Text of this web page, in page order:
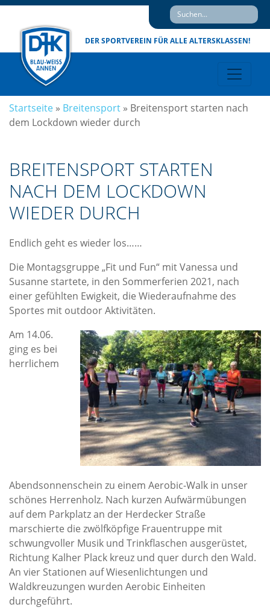
DER SPORTVEREIN FÜR ALLE ALTERSKLASSEN!
Startseite » Breitensport » Breitensport starten nach
dem Lockdown wieder durch
BREITENSPORT STARTEN
NACH DEM LOCKDOWN
WIEDER DURCH
Endlich geht es wieder los……
Die Montagsgruppe „Fit und Fun“ mit Vanessa und
Susanne startete, in den Sommerferien 2021, nach
einer gefühlten Ewigkeit, die Wiederaufnahme des
Sportes mit outdoor Aktivitäten.
Am 14.06.
ging es bei
herrlichem
Abendsonnenschein zu einem Aerobic-Walk in unser
schönes Herrenholz. Nach kurzen Aufwärmübungen
auf dem Parkplatz an der Herdecker Straße
marschierte die zwölfköpfige Frauentruppe mit
schwungvoller Musik und Trinkflaschen ausgerüstet,
Richtung Kalher Plack kreuz und quer durch den Wald.
An vier Stationen auf Wiesenlichtungen und
Waldkreuzungen wurden Aerobic Einheiten
durchgeführt.